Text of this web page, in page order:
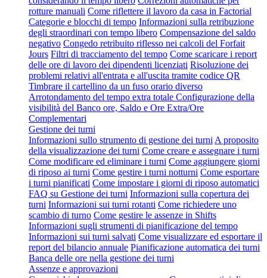
rotture manuali Come riflettere il lavoro da casa in Factorial
Categorie e blocchi di tempo Informazioni sulla retribuzione
degli straordinari con tempo libero Compensazione del saldo
negativo Congedo retribuito riflesso nei calcoli del Forfait
Jours Filtri di tracciamento del tempo Come scaricare i report
delle ore di lavoro dei dipendenti licenziati Risoluzione dei
problemi relativi all'entrata e all'uscita tramite codice QR
Timbrare il cartellino da un fuso orario diverso
Arrotondamento del tempo extra totale Configurazione della
visibilità del Banco ore, Saldo e Ore Extra/Ore
Complementari
Gestione dei turni
Informazioni sullo strumento di gestione dei turni A proposito
della visualizzazione dei turni Come creare e assegnare i turni
Come modificare ed eliminare i turni Come aggiungere giorni
di riposo ai turni Come gestire i turni notturni Come esportare
i turni pianificati Come impostare i giorni di riposo automatici
FAQ su Gestione dei turni Informazioni sulla copertura dei
turni Informazioni sui turni rotanti Come richiedere uno
scambio di turno Come gestire le assenze in Shifts
Informazioni sugli strumenti di pianificazione del tempo
Informazioni sui turni salvati Come visualizzare ed esportare il
report del bilancio annuale Pianificazione automatica dei turni
Banca delle ore nella gestione dei turni
Assenze e approvazioni